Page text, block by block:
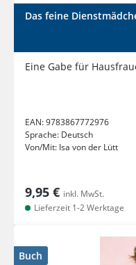
Das feine
Eine Gabe für
EAN:9783867772976
Sprache: Deutsch
Von/Mit: Isa von der Lütt
9,95 € inkl. MwSt.
Lieferzeit 1-2 Werktage
Buch